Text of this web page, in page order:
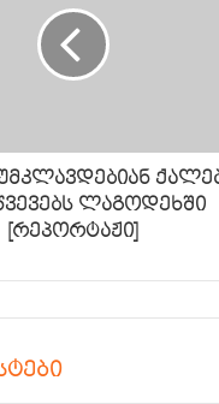
ლაგოდეხში
[რეპორტაჟი]